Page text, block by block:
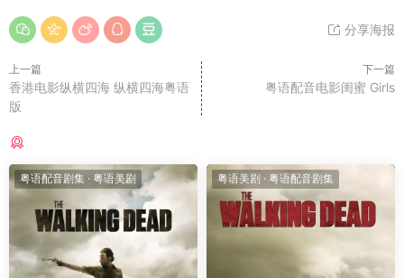
分享海报
上一篇
香港电影纵横四海 纵横四海粤语
版
下一篇
粤语配音电影闺蜜 Girls
粤语配音剧集 · 粤语美剧 粤语美剧 · 粤语配音剧集